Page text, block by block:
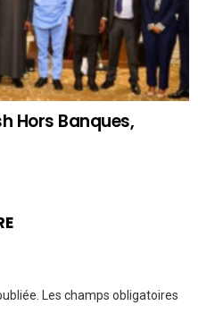
Hors Banques,
Les champs obligatoires